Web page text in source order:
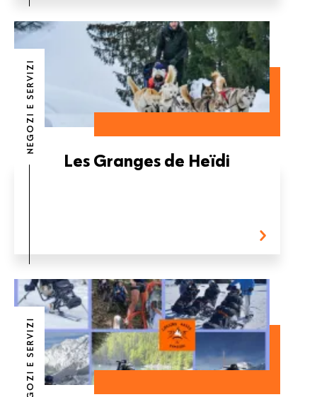
NEGOZI E SERVIZI
Les Granges de Heïdi
NEGOZI E SERVIZI